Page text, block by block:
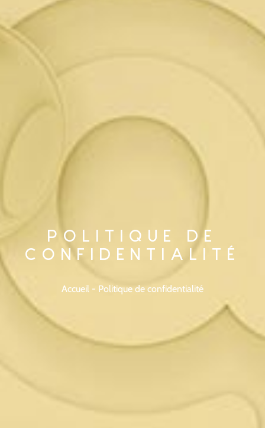
POLITIQUE DE
CONFIDENTIALITÉ
Accueil - Politique de confidentialité